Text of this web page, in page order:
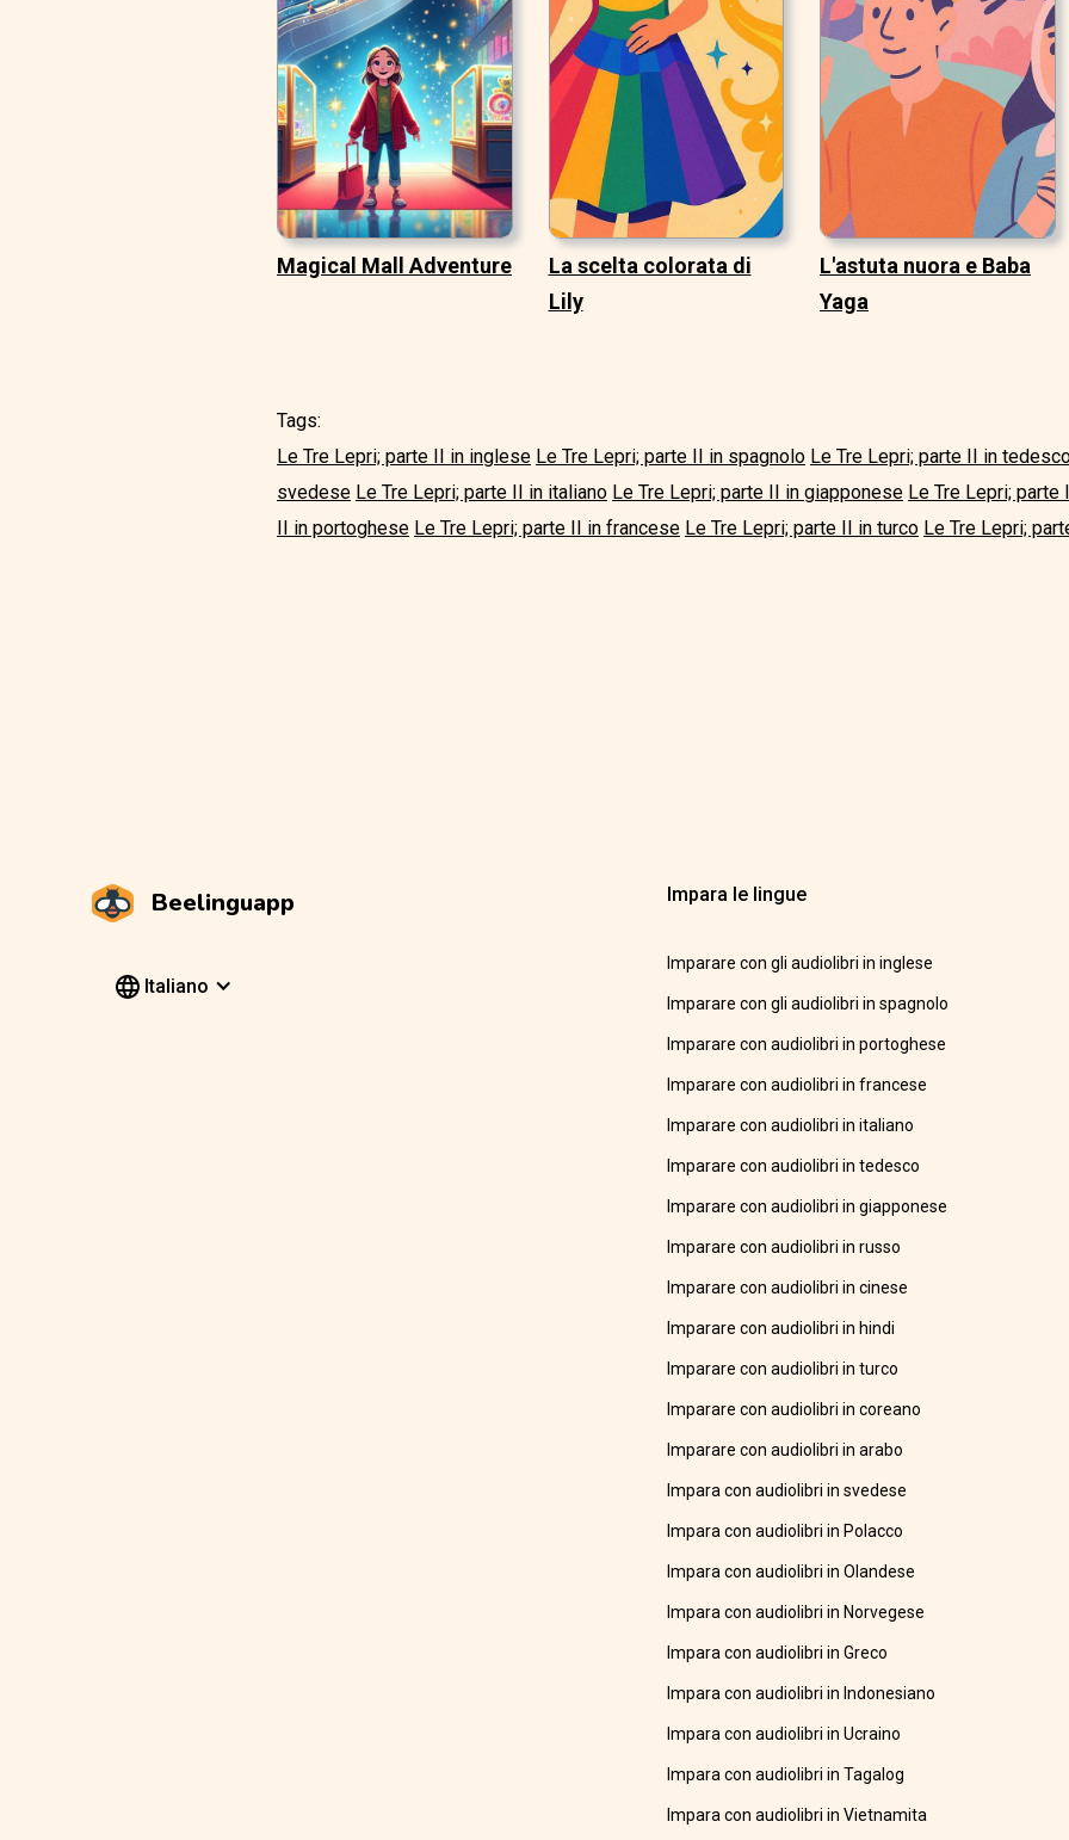
Magical Mall Adventure
La scelta colorata di
Lily
L'astuta nuora e Baba
Yaga
Tags:
Le Tre Lepri; parte II in inglese Le Tre Lepri; parte II in spagnolo Le Tre Lepri; parte II in
svedese Le Tre Lepri; parte II in italiano Le Tre Lepri; parte II in giapponese Le Tre Lepri; parte
II in portoghese Le Tre Lepri; parte II in francese Le Tre Lepri; parte II in turco Le Tre Lepri;
Beelinguapp
Italiano
Impara le lingue
Imparare con gli audiolibri in inglese
Imparare con gli audiolibri in spagnolo
Imparare con audiolibri in portoghese
Imparare con audiolibri in francese
Imparare con audiolibri in italiano
Imparare con audiolibri in tedesco
Imparare con audiolibri in giapponese
Imparare con audiolibri in russo
Imparare con audiolibri in cinese
Imparare con audiolibri in hindi
Imparare con audiolibri in turco
Imparare con audiolibri in coreano
Imparare con audiolibri in arabo
Impara con audiolibri in svedese
Impara con audiolibri in Polacco
Impara con audiolibri in Olandese
Impara con audiolibri in Norvegese
Impara con audiolibri in Greco
Impara con audiolibri in Indonesiano
Impara con audiolibri in Ucraino
Impara con audiolibri in Tagalog
Impara con audiolibri in Vietnamita